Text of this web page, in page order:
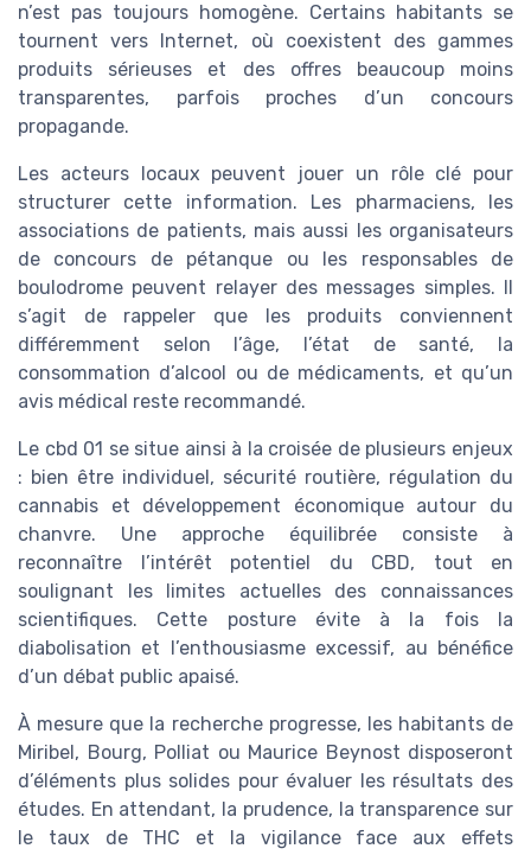
n’est pas toujours homogène. Certains habitants se
tournent vers Internet, où coexistent des gammes
produits sérieuses et des offres beaucoup moins
transparentes, parfois proches d’un concours
propagande.
Les acteurs locaux peuvent jouer un rôle clé pour
structurer cette information. Les pharmaciens, les
associations de patients, mais aussi les organisateurs
de concours de pétanque ou les responsables de
boulodrome peuvent relayer des messages simples. Il
s’agit de rappeler que les produits conviennent
différemment selon l’âge, l’état de santé, la
consommation d’alcool ou de médicaments, et qu’un
avis médical reste recommandé.
Le cbd 01 se situe ainsi à la croisée de plusieurs enjeux
: bien être individuel, sécurité routière, régulation du
cannabis et développement économique autour du
chanvre. Une approche équilibrée consiste à
reconnaître l’intérêt potentiel du CBD, tout en
soulignant les limites actuelles des connaissances
scientifiques. Cette posture évite à la fois la
diabolisation et l’enthousiasme excessif, au bénéfice
d’un débat public apaisé.
À mesure que la recherche progresse, les habitants de
Miribel, Bourg, Polliat ou Maurice Beynost disposeront
d’éléments plus solides pour évaluer les résultats des
études. En attendant, la prudence, la transparence sur
le taux de THC et la vigilance face aux effets